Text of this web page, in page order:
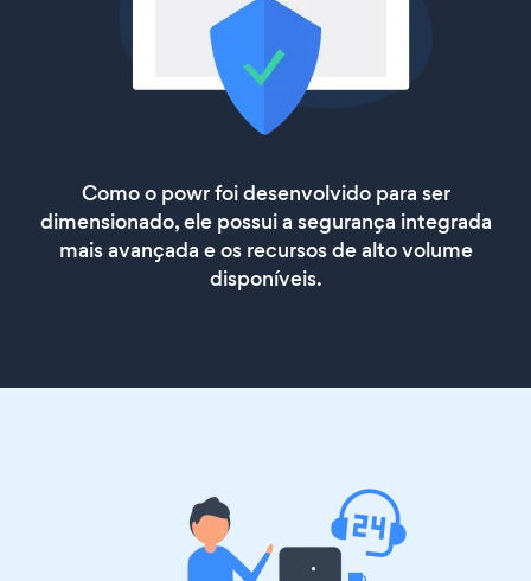
Como o powr foi desenvolvido para ser
dimensionado, ele possui a segurança integrada
mais avançada e os recursos de alto volume
disponíveis.